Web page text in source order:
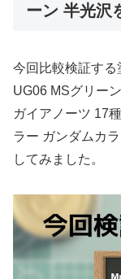
ーン 半光沢
今回比較検証する
UG06 MSグリー
ガイアノーツ 17
ラー ガンダムカ
してみました。